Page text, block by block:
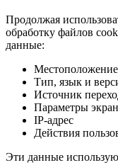
Продолжая
обработку файлов
данные:
Местоположение
Тип, язык и
Источник
Параметры
IP-адрес
Действия
Эти данные